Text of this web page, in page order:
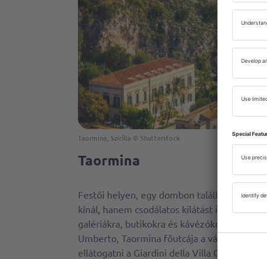
Taormina, Szicília © Shutterstock
Taormina
Festői helyen, egy dombon található, és
kínál, hanem csodálatos kilátást is a Jón-
galériákra, butikokra és kávézókra bukkan,
Umberto, Taormina főutcája a város szíve,
ellátogatni a Giardini della Villa Comunale